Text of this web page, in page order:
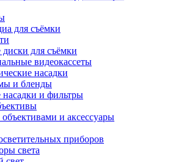
для съёмки
для съёмки
видеокассеты
насадки
и бленды
и фильтры
и аксессуары
приборов
света